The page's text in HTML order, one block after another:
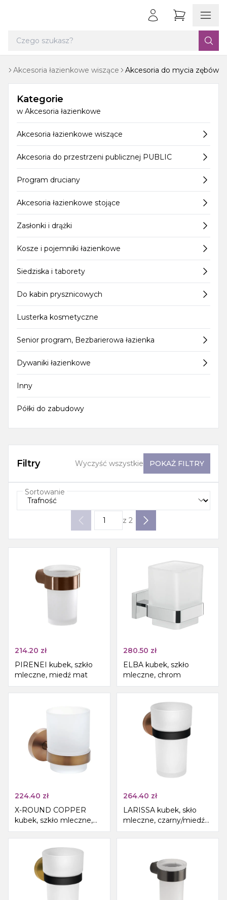
Akcesoria łazienkowe wiszące Akcesoria do mycia zębów
Kategorie
w Akcesoria łazienkowe
Akcesoria łazienkowe wiszące
Akcesoria do przestrzeni publicznej PUBLIC
Program druciany
Akcesoria łazienkowe stojące
Zasłonki i drążki
Kosze i pojemniki łazienkowe
Siedziska i taborety
Do kabin prysznicowych
Lusterka kosmetyczne
Senior program, Bezbarierowa łazienka
Dywaniki łazienkowe
Inny
Półki do zabudowy
Filtry Wyczyść wszystkie POKAŻ FILTRY
Sortowanie
z 2
214.20 zł
PIRENEI kubek, szkło
mleczne, miedź mat
280.50 zł
ELBA kubek, szkło
mleczne, chrom
224.40 zł
X-ROUND COPPER
kubek, szkło mleczne,
szkło mleczne, miedź
mat
264.40 zł
LARISSA kubek, skło
mleczne, czarny/miedź
mat